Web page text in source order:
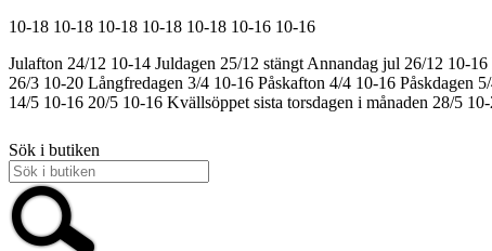
10-18 10-18 10-18 10-18 10-18 10-16 10-16
Julafton 24/12 10-14 Juldagen 25/12 stängt Annandag jul 26/12 10-16
26/3 10-20 Långfredagen 3/4 10-16 Påskafton 4/4 10-16 Påskdagen
14/5 10-16 20/5 10-16 Kvällsöppet sista torsdagen i månaden 28/5
Sök i butiken